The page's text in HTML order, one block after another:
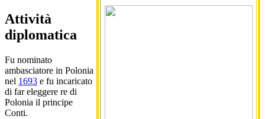
Attività
diplomatica
Fu nominato
ambasciatore in Polonia
nel 1693 e fu incaricato
di far eleggere re di
Polonia il principe
Conti.